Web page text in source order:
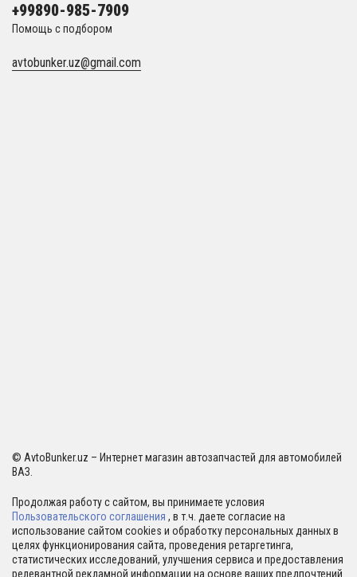
+99890-985-7909
Помощь с подбором
avtobunker.uz@gmail.com
© AvtoBunker.uz – Интернет магазин автозапчастей для автомобилей
ВАЗ.
Продолжая работу с сайтом, вы принимаете условия
Пользовательского соглашения , в т.ч. даете согласие на
использование сайтом cookies и обработку персональных данных в
целях функционирования сайта, проведения ретаргетинга,
статистических исследований, улучшения сервиса и предоставления
релевантной рекламной информации на основе ваших предпочтений